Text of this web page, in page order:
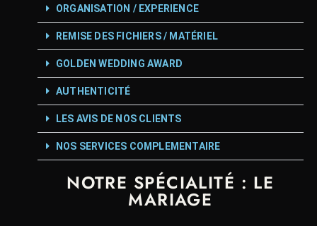
Meilleur Photographe de Mariage en
L'un des meilleurs rapports qualité/prix sur
#etcestpasdesconneries
ORGANISATION / EXPERIENCE
REMISE DES FICHIERS / MATÉRIEL
GOLDEN WEDDING AWARD
AUTHENTICITÉ
LES AVIS DE NOS CLIENTS
NOS SERVICES COMPLEMENTAIRE
NOTRE SPÉCIALITÉ : LE
MARIAGE